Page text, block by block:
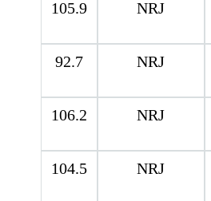
105.9
NRJ
92.7
NRJ
106.2
NRJ
104.5
NRJ